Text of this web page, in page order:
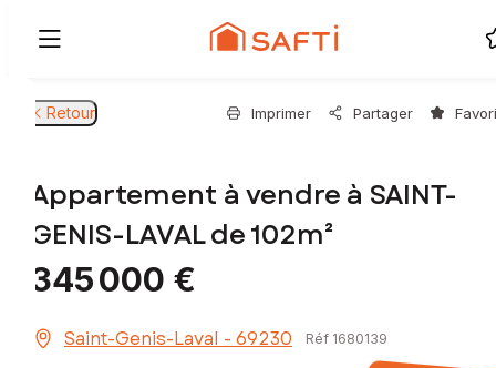
Retour Imprimer Partager
Appartement à vendre à SAINT-
GENIS-LAVAL de 102m²
345 000 €
Saint-Genis-Laval - 69230 Réf 1680139